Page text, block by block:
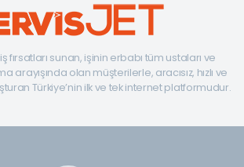
iş fırsatları sunan, işinin erbabı tüm ustaları ve
arayışında olan müşterilerle, aracısız, hızlı ve
Türkiye’nin ilk ve tek internet platformudur.